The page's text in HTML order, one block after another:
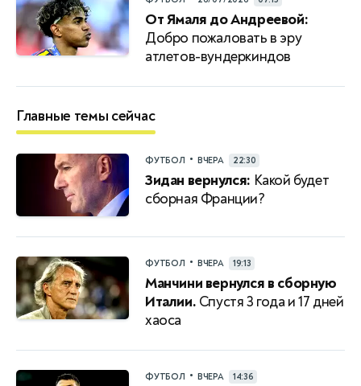
От Ямаля до Андреевой:
Добро пожаловать в эру
атлетов-вундеркиндов
Главные темы сейчас
ФУТБОЛ • ВЧЕРА 22:30
Зидан вернулся: Какой будет
сборная Франции?
ФУТБОЛ • ВЧЕРА 19:13
Манчини вернулся в сборную
Италии. Спустя 3 года и 17 дней
хаоса
ФУТБОЛ • ВЧЕРА 14:36